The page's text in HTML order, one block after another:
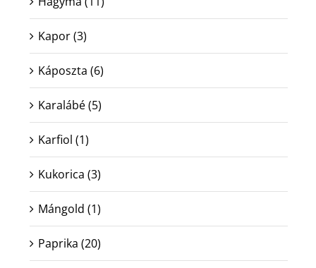
Kapor(3)
Káposzta (6)
Karalábé(5)
Karfiol (1)
Kukorica (3)
Mángold (1)
Paprika (20)